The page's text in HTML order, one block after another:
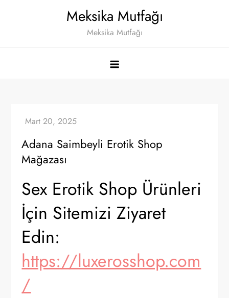
Meksika Mutfağı
Meksika Mutfağı
Adana Saimbeyli Erotik Shop
Mağazası
Sex Erotik Shop Ürünleri
İçin Sitemizi Ziyaret
Edin:
https://luxerosshop.com
/